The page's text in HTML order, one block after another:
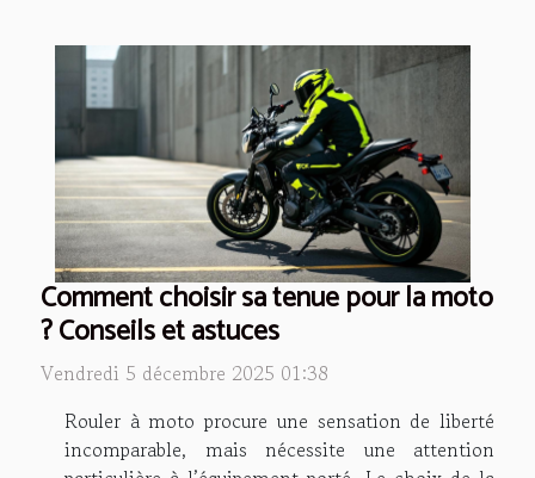
Comment choisir sa tenue pour la moto
? Conseils et astuces
Vendredi 5 décembre 2025 01:38
Rouler à moto procure une sensation de liberté
incomparable, mais nécessite une attention